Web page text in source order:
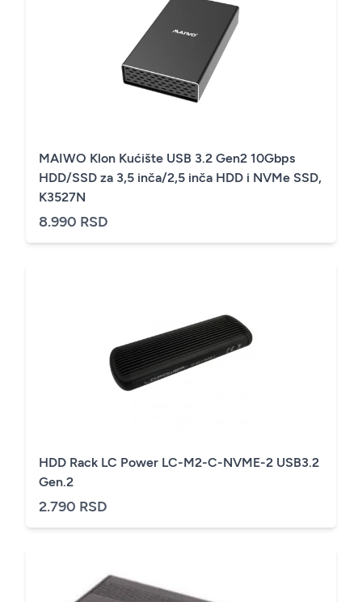
MAIWO Klon Kućište USB 3.2 Gen2 10Gbps
HDD/SSD za 3,5 inča/2,5 inča HDD i NVMe SSD,
K3527N
8.990 RSD
HDD Rack LC Power LC-M2-C-NVME-2 USB3.2
Gen.2
2.790 RSD